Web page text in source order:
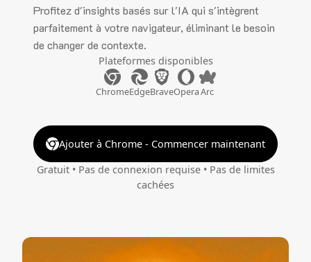
Profitez d'insights basés sur l'IA qui s'intègrent
parfaitement à votre navigateur, éliminant le besoin
de changer de contexte.
Plateformes disponibles
ChromeEdgeBraveOperaArc
Ajouter à Chrome - Commencer maintenant
Gratuit • Pas de connexion requise • Pas de limites
cachées